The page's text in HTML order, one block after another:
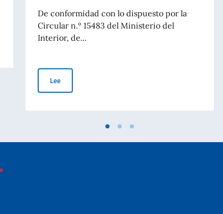
De conformidad con lo dispuesto por la
Circular n.º 15483 del Ministerio del
Interior, de...
LeeCarte di Identità Elettroniche (CIE). Validez ilimitada